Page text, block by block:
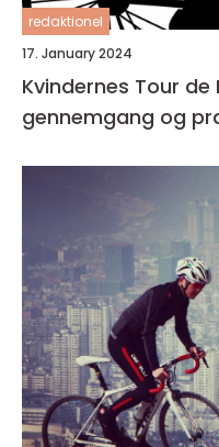
redaktionel
17. January 2024
Kvindernes Tour de
gennemgang og